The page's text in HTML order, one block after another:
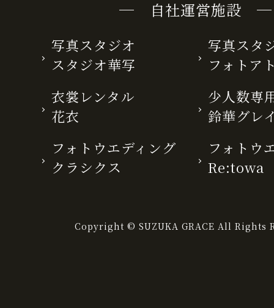
─ 自社運営施設 ─
写真スタジオ
スタジオ華写
写真スタ
フォトア
衣裳レンタル
花衣
少人数専
鈴華グレ
フォトウエディング
クラシクス
フォトウ
Re:towa
Copyright © SUZUKA GRACE All Rights